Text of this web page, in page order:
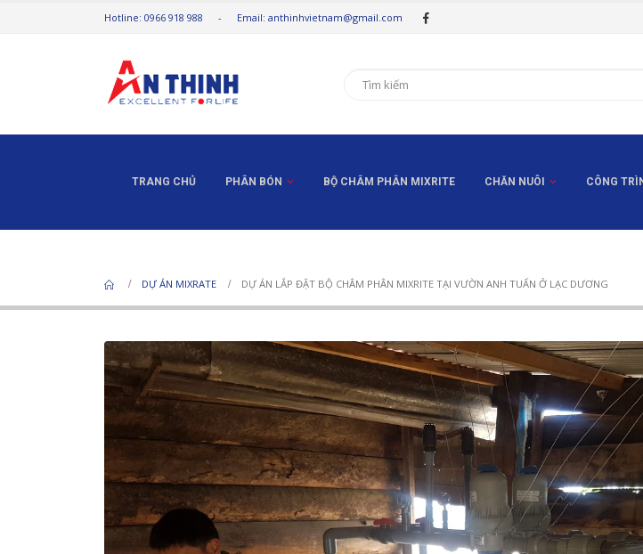
Hotline: 0966 918 988 - Email: anthinhvietnam@gmail.com
TRANG CHỦ PHÂN BÓN BỘ CHÂM PHÂN MIXRITE CHĂN NUÔI CÔNG
DỰ ÁN MIXRATE DỰ ÁN LẮP ĐẶT BỘ CHÂM PHÂN MIXRITE TẠI VƯỜN ANH TUẤN Ở LẠC DƯƠNG
Vấn đề kinh tế và kỹ thuật của bón
phân chính xác
BỘ CHÂM PHÂN MIXRITE
ĐÁP ỨNG MỌI NHU CẦU
THIẾT THỰC TRONG NÔNG
NGHIỆP
Phân bón đạm sử dụng như
thế nào
Tăng độ pH của đất như thế
nào?
Hệ sinh thái chuyển đổi sinh
học: 20 năm cải tiến canh tác
cà phê
Tối ưu hoá tỉ lệ sử dụng phân
bón
Vấn